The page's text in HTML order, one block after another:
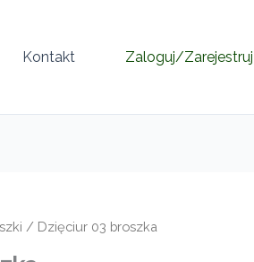
Kontakt Zaloguj/Zarejestruj
/ Dzięciur 03 broszka